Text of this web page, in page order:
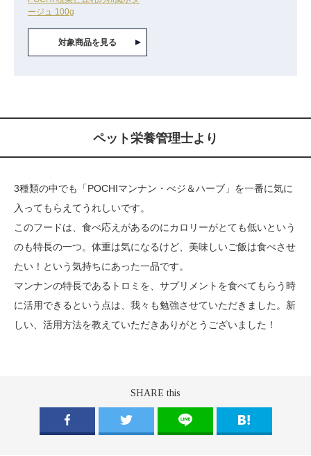
ージュ 100g
対象商品を見る
ペット栄養管理士より
3種類の中でも「POCHIマンナン・べジ＆ハーブ」を一番に気に
入ってもらえてうれしいです。
このフードは、食べ応えがあるのにカロリーがとても低いという
のも特長の一つ。体重は気になるけど、美味しいご飯は食べさせ
たい！という気持ちにあった一品です。
マンナンの特長であるトロミを、サプリメントを食べてもらう時
に活用できるという点は、我々も勉強させていただきました。新
しい、活用方法を教えていただきありがとうございました！
SHARE this